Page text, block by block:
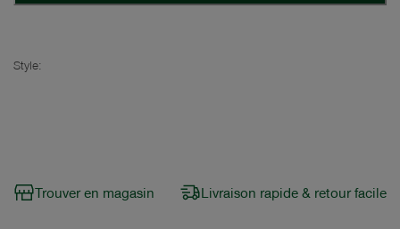
Style:
Trouver en magasin Livraison rapide & retour facile